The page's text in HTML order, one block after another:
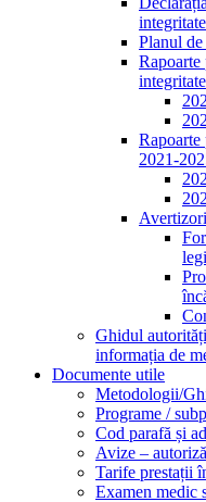
Planul
integritate
2021-
Ghidul
informația de
Documente utile
Metodologii/
Programe /
Cod parafă și
Avize –
Tarife prestații
Examen medic